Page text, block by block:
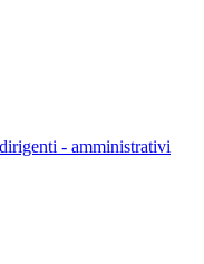
- amministrativi